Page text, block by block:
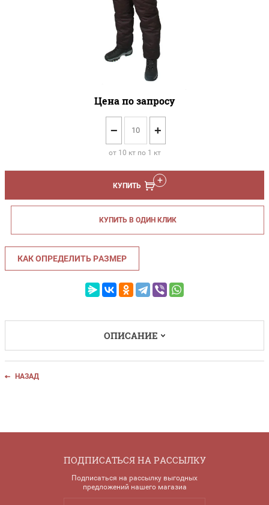
Цена по запросу
− +
от 10 кт по 1 кт
КУПИТЬ
КУПИТЬ В ОДИН КЛИК
КАК ОПРЕДЕЛИТЬ РАЗМЕР
ОПИСАНИЕ
НАЗАД
ПОДПИСАТЬСЯ НА РАССЫЛКУ
Подписаться на рассылку выгодных
предложений нашего магазиа